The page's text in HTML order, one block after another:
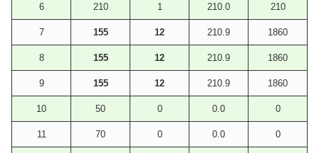
6 210 1 210.0 210
7 155 12 210.9 1860
8 155 12 210.9 1860
9 155 12 210.9 1860
10 50 0 0.0 0
11 70 0 0.0 0